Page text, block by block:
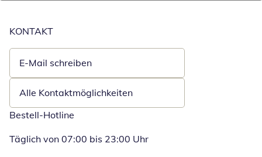
KONTAKT
E-Mail schreiben
Öffnet E-Mail-Client
Alle Kontaktmöglichkeiten
Bestell-Hotline
Täglich von 07:00 bis 23:00 Uhr